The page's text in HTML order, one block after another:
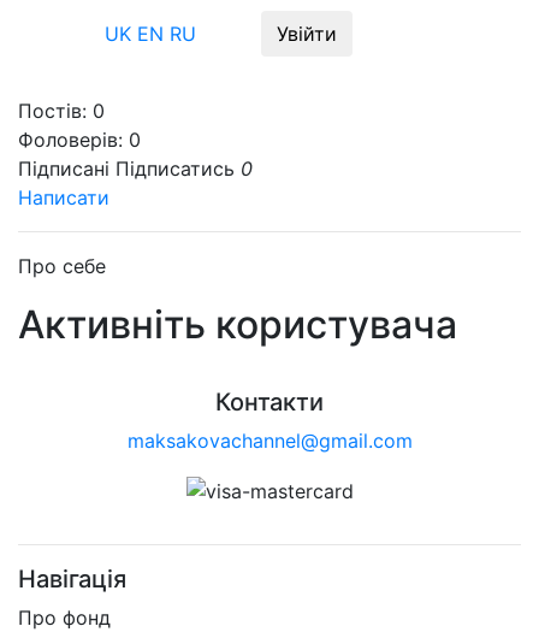
UK EN RU Увійти
Постів: 0
Фоловерів: 0
Підписані Підписатись 0
Написати
Про себе
Активніть користувача
Контакти
maksakovachannel@gmail.com
Навігація
Про фонд